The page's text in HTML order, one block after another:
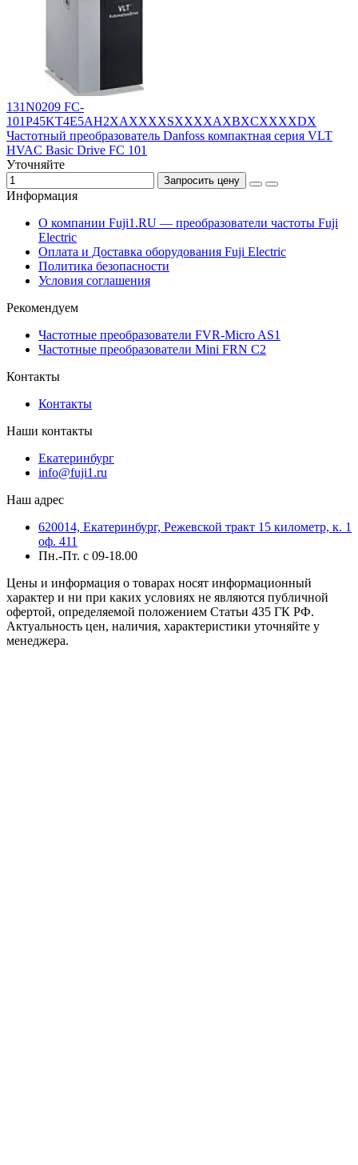
131N0209 FC-
101P45KT4E5AH2XAXXXXSXXXXAXBXCXXXXDX
Частотный преобразователь Danfoss компактная серия VLT
HVAC Basic Drive FC 101
Уточняйте
Запросить цену
Информация
О компании Fuji1.RU — преобразователи частоты Fuji
Electric
Оплата и Доставка оборудования Fuji Electric
Политика безопасности
Условия соглашения
Рекомендуем
Частотные преобразователи FVR-Micro AS1
Частотные преобразователи Mini FRN C2
Контакты
Контакты
Наши контакты
Екатеринбург
info@fuji1.ru
Наш адрес
620014, Екатеринбург, Режевской тракт 15 километр, к. 1
оф. 411
Пн.-Пт. с 09-18.00
Цены и информация о товарах носят информационный
характер и ни при каких условиях не являются публичной
офертой, определяемой положением Статьи 435 ГК РФ.
Актуальность цен, наличия, характеристики уточняйте у
менеджера.